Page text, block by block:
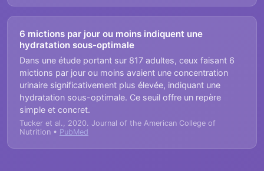
6 mictions par jour ou moins indiquent une
hydratation sous-optimale
Dans une étude portant sur 817 adultes, ceux faisant 6
mictions par jour ou moins avaient une concentration
urinaire significativement plus élevée, indiquant une
hydratation sous-optimale. Ce seuil offre un repère
simple et concret.
Tucker et al., 2020. Journal of the American College of
Nutrition • PubMed